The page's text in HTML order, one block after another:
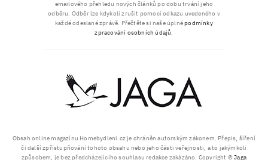
Obsah online magazínu Homebydleni.cz je chráněn autorským zákonem. Přepis, šíření
či další zpřístupňování tohoto obsahu nebo jeho části veřejnosti, a to jakýmkoli
způsobem, je bez předcházejícího souhlasu redakce zakázáno. Copyright ©Jaga
emailového přehledu nových článků po dobu trvání jeho
odběru. Odběr lze kdykoli zrušit pomocí odkazu uvedeného v
každé odeslané zprávě. Přečtěte si naše úplnépodmínky
zpracování osobních údajů.